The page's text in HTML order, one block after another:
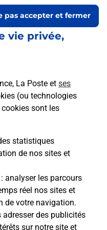
vie privée,
La Poste et ses
(ou technologies
sont les
statistiques
de nos sites et
: analyser les parcours
réel nos sites et
de votre navigation.
adresser des publicités
sur notre site et
pas accepter et fermer
lundià 09h00